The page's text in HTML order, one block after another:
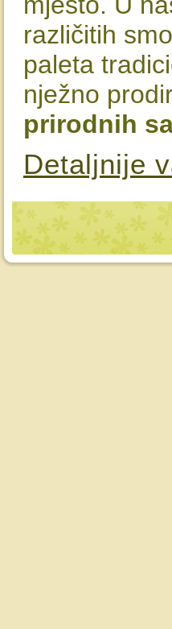
različitih
paleta
nježno
prirodnih
Detaljnije